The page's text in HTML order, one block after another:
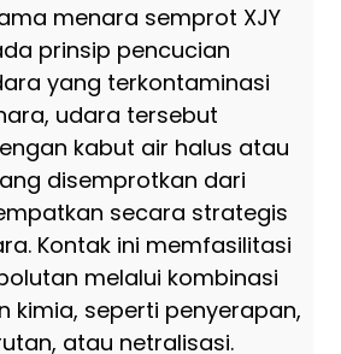
menara semprot XJY
prinsip pencucian
yang terkontaminasi
udara tersebut
kabut air halus atau
disemprotkan dari
secara strategis
Kontak ini memfasilitasi
melalui kombinasi
kimia, seperti penyerapan,
atau netralisasi.